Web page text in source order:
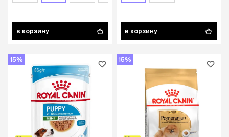
в корзину в корзину
15% 15%